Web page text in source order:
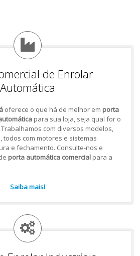
de Enrolar
Automática
oferece o que há de melhor em porta
para sua loja, seja qual for o
com diversos modelos,
com motores e sistemas
e fechamento. Consulte-nos e
porta automática comercialpara a
Saiba mais!